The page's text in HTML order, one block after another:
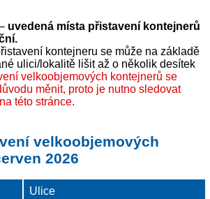
uvedená místa přistavení kontejnerů
kontejneru se může na základě
ulici/lokalitě lišit až o několik desítek
velkoobjemových kontejnerů se
měnit, proto je nutno sledovat
této stránce.
velkoobjemových
2026
Ulice